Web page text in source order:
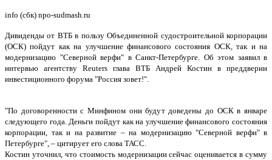
info (сбк) npo-sudmash.ru
Дивиденды от ВТБ в пользу Объединенной судостроительной корпорации
(ОСК) пойдут как на улучшение финансового состояния ОСК, так и на
модернизацию "Северной верфи" в Санкт-Петербурге. Об этом заявил в
интервью агентству Reuters глава ВТБ Андрей Костин в преддверии
инвестиционного форума "Россия зовет!".
"По договоренности с Минфином они будут доведены до ОСК в январе
следующего года. Деньги пойдут как на улучшение финансового состояния
корпорации, так и на развитие – на модернизацию "Северной верфи" в
Петербурге", – цитирует его слова ТАСС.
Костин уточнил, что стоимость модернизации сейчас оценивается в сумму